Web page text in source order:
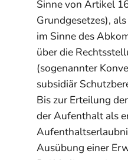
Sinne von Artikel
Grundgesetzes),
im Sinne des
über die
(sogenannter
subsidiär
Bis zur Erteilung
der Aufenthalt als
Ausübung einer